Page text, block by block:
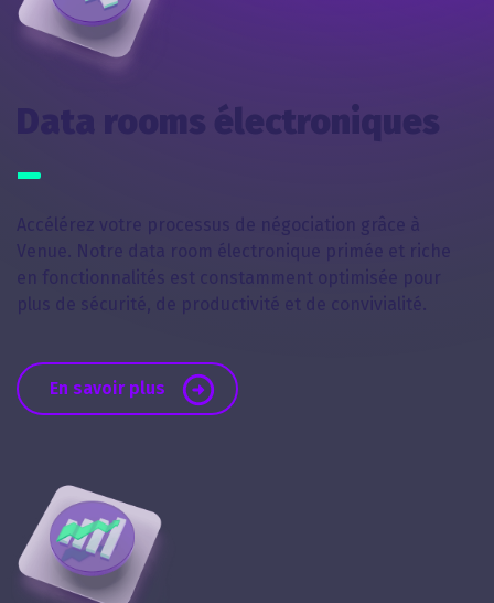
Data rooms électroniques
Accélérez votre processus de négociation grâce à
Venue. Notre data room électronique primée et riche
en fonctionnalités est constamment optimisée pour
plus de sécurité, de productivité et de convivialité.
En savoir plus